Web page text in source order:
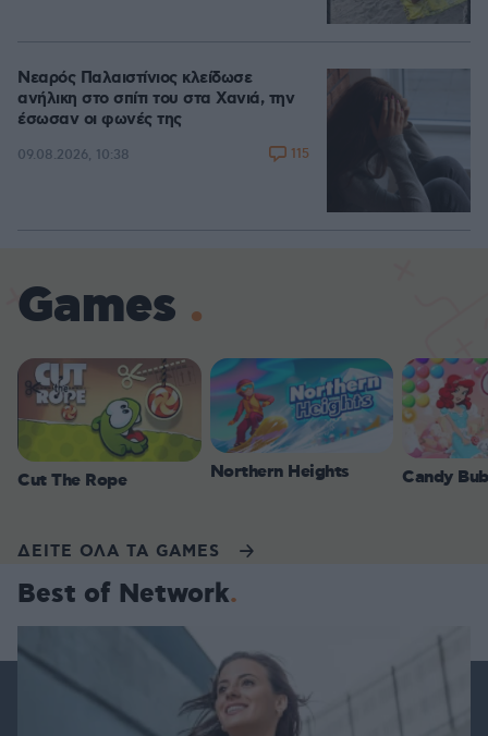
Νεαρός Παλαιστίνιος κλείδωσε
ανήλικη στο σπίτι του στα Χανιά, την
έσωσαν οι φωνές της
09.08.2026, 10:38 115
Games
Cut The Rope Northern Heights Candy
ΔΕΙΤΕ ΟΛΑ ΤΑ GAMES
Best of Network